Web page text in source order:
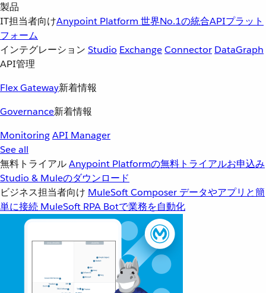
製品
IT担当者向けAnypoint Platform 世界No.1の統合APIプラット
フォーム
インテグレーション Studio ExchangeConnector DataGraph
API管理
Flex Gateway新着情報
Governance新着情報
MonitoringAPI Manager
See all
無料トライアルAnypoint Platformの無料トライアルお申込み
Studio & Muleのダウンロード
ビジネス担当者向け MuleSoft Composer データやアプリと簡
単に接続 MuleSoft RPA Botで業務を自動化